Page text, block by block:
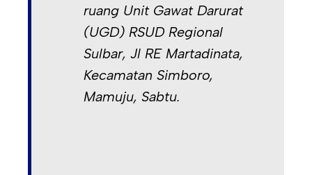
ruang Unit Gawat Darurat
(UGD) RSUD Regional
Sulbar, Jl RE Martadinata,
Kecamatan Simboro,
Mamuju, Sabtu.